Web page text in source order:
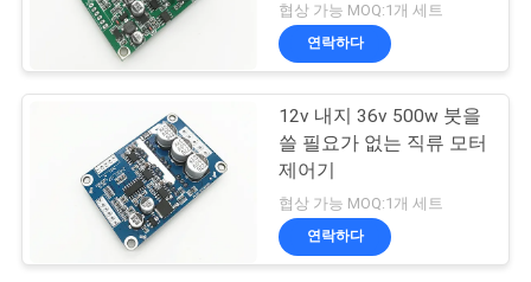
협상 가능 MOQ:1개 세트
연락하다
12v 내지 36v 500w 붓을
쓸 필요가 없는 직류 모터
제어기
협상 가능 MOQ:1개 세트
연락하다